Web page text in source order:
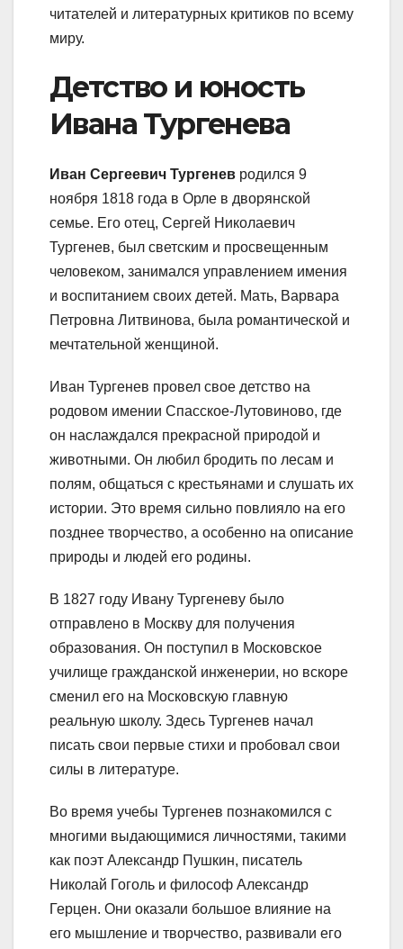
читателей и литературных критиков по всему
миру.
Детство и юность
Ивана Тургенева
Иван Сергеевич Тургенев родился 9
ноября 1818 года в Орле в дворянской
семье. Его отец, Сергей Николаевич
Тургенев, был светским и просвещенным
человеком, занимался управлением имения
и воспитанием своих детей. Мать, Варвара
Петровна Литвинова, была романтической и
мечтательной женщиной.
Иван Тургенев провел свое детство на
родовом имении Спасское-Лутовиново, где
он наслаждался прекрасной природой и
животными. Он любил бродить по лесам и
полям, общаться с крестьянами и слушать их
истории. Это время сильно повлияло на его
позднее творчество, а особенно на описание
природы и людей его родины.
В 1827 году Ивану Тургеневу было
отправлено в Москву для получения
образования. Он поступил в Московское
училище гражданской инженерии, но вскоре
сменил его на Московскую главную
реальную школу. Здесь Тургенев начал
писать свои первые стихи и пробовал свои
силы в литературе.
Во время учебы Тургенев познакомился с
многими выдающимися личностями, такими
как поэт Александр Пушкин, писатель
Николай Гоголь и философ Александр
Герцен. Они оказали большое влияние на
его мышление и творчество, развивали его